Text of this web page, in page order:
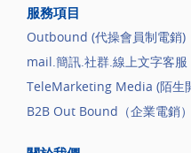
服務項目
Outbound (代操會員制電銷)
mail.簡訊.社群.線上文字客服
TeleMarketing Media (陌生
B2B Out Bound（企業電銷）